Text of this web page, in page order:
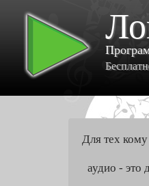
Для тех
аудио - это